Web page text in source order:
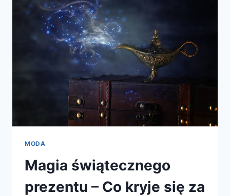
MODA
Magia świątecznego
prezentu – Co kryje się za